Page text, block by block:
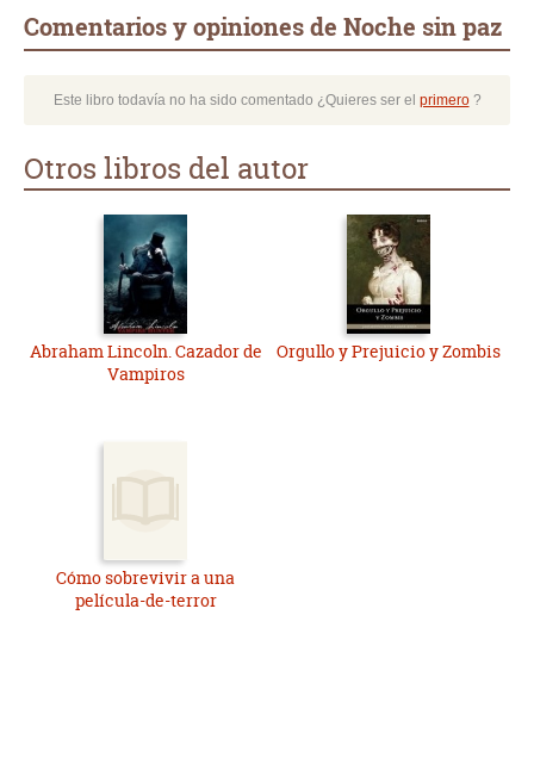
Comentarios y opiniones de Noche sin paz
Este libro todavía no ha sido comentado ¿Quieres ser el primero?
Otros libros del autor
Abraham Lincoln. Cazador de
Vampiros
Orgullo y Prejuicio y Zombis
Cómo sobrevivir a una
película-de-terror